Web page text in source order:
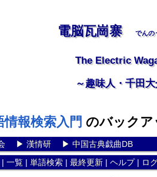
電脳瓦崗寨 でんの
The Electric
～趣味人・千田
報検索入門 のバックア
▶ 漢情研▶ 中国古典戯曲DB
| 一覧| 単語検索| 最終更新| ヘルプ| ロ